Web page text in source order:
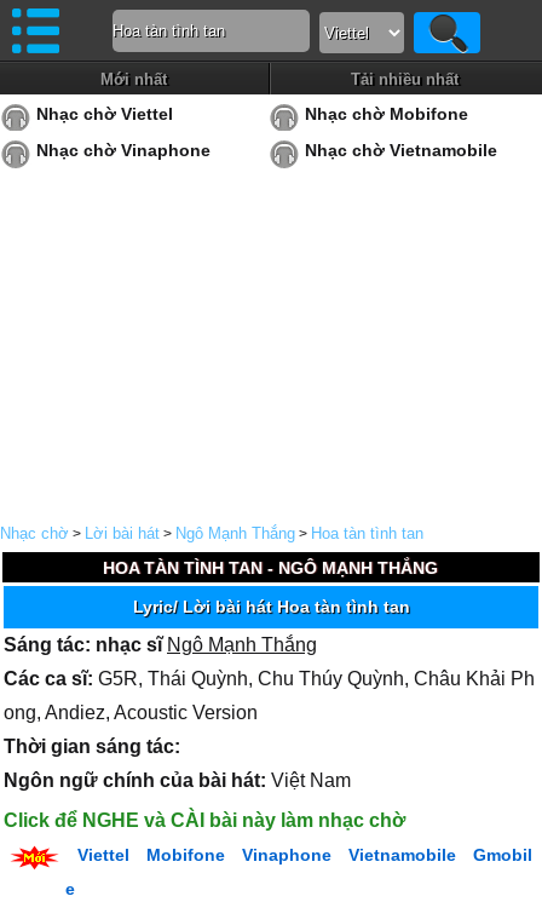
Mới nhất Tải nhiều nhất
Nhạc chờ Viettel
Nhạc chờ Mobifone
Nhạc chờ Vinaphone
Nhạc chờ Vietnamobile
Nhạc chờ > Lời bài hát > Ngô Mạnh Thắng > Hoa tàn tình tan
HOA TÀN TÌNH TAN - NGÔ MẠNH THẮNG
Lyric/ Lời bài hát Hoa tàn tình tan
Sáng tác: nhạc sĩ Ngô Mạnh Thắng
Các ca sĩ: G5R, Thái Quỳnh, Chu Thúy Quỳnh, Châu Khải Ph
ong, Andiez, Acoustic Version
Thời gian sáng tác:
Ngôn ngữ chính của bài hát: Việt Nam
Click để NGHE và CÀI bài này làm nhạc chờ
Viettel Mobifone Vinaphone Vietnamobile
Gmobil
e